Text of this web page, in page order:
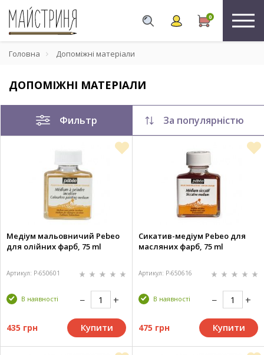
0
Головна Допоміжні матеріали
ДОПОМІЖНІ МАТЕРІАЛИ
Фильтр За популярністю
Медіум мальовничий Pebeo
для олійних фарб, 75 ml
Артикул: P-650601
В наявності
435 грн Купити
Сикатив-медіум Pebeo для
масляних фарб, 75 ml
Артикул: P-650616
В наявності
475 грн Купити